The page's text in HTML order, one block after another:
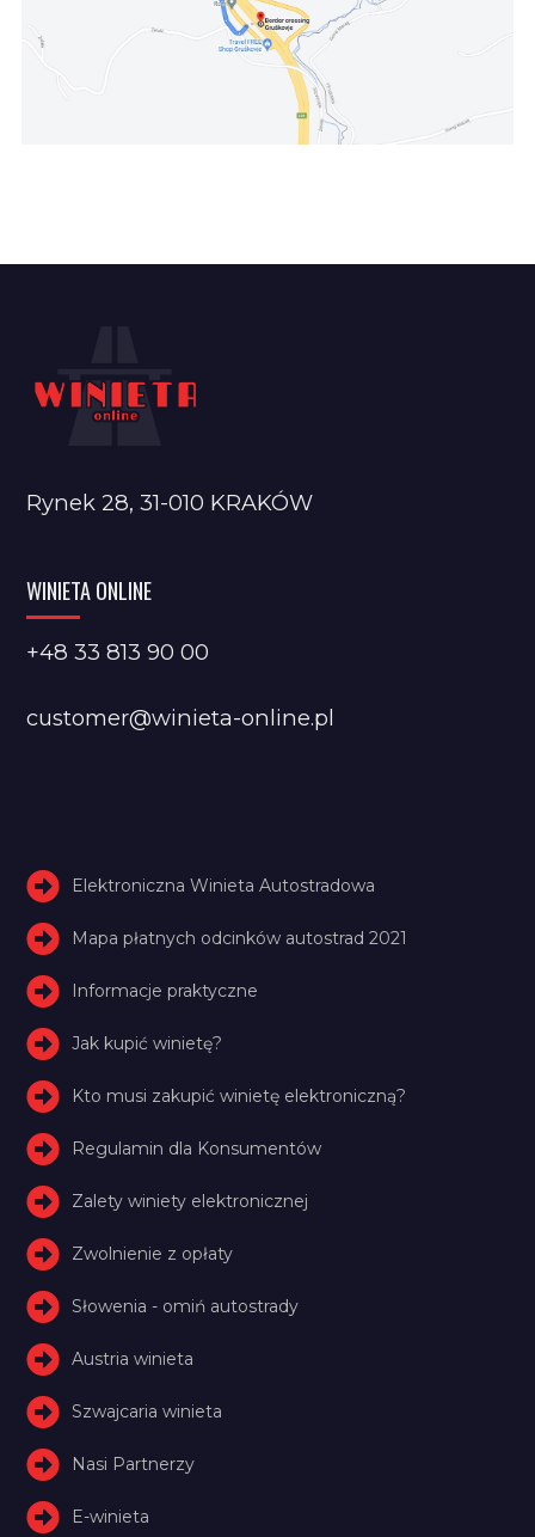
Rynek 28, 31-010 KRAKÓW
WINIETA ONLINE
+48 33 813 90 00
customer@winieta-online.pl
Elektroniczna Winieta Autostradowa
Mapa płatnych odcinków autostrad 2021
Informacje praktyczne
Jak kupić winietę?
Kto musi zakupić winietę elektroniczną?
Regulamin dla Konsumentów
Zalety winiety elektronicznej
Zwolnienie z opłaty
Słowenia - omiń autostrady
Austria winieta
Szwajcaria winieta
Nasi Partnerzy
E-winieta